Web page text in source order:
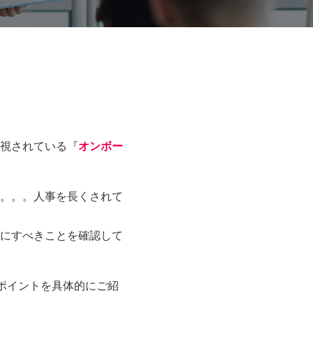
されている『オンボー
。。人事を長くされて
すべきことを確認して
イントを具体的にご紹